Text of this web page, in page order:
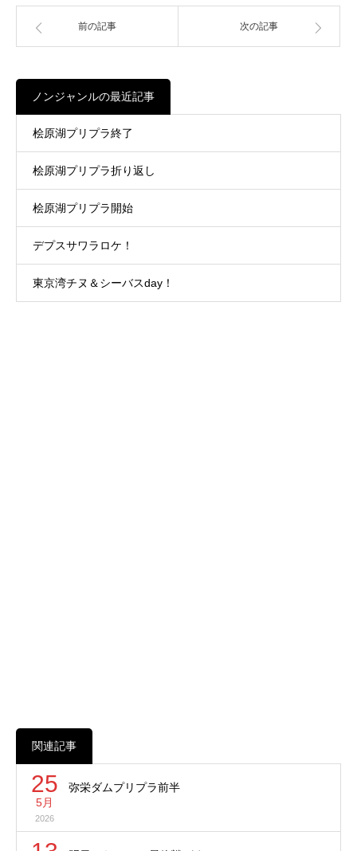
前の記事 次の記事
ノンジャンルの最近記事
桧原湖プリプラ終了
桧原湖プリプラ折り返し
桧原湖プリプラ開始
デプスサワラロケ！
東京湾チヌ＆シーバスday！
関連記事
25
5月
2026
弥栄ダムプリプラ前半